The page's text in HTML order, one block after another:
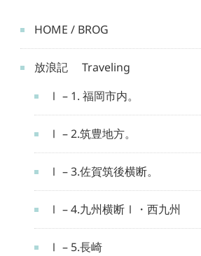
HOME / BROG
放浪記 Traveling
Ⅰ – 1. 福岡市内。
Ⅰ – 2.筑豊地方。
Ⅰ – 3.佐賀筑後横断。
Ⅰ – 4.九州横断Ⅰ・西九州
Ⅰ – 5.長崎